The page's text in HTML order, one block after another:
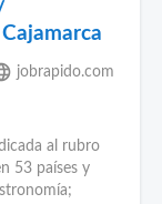
jobrapido.com
al rubro
53 países y